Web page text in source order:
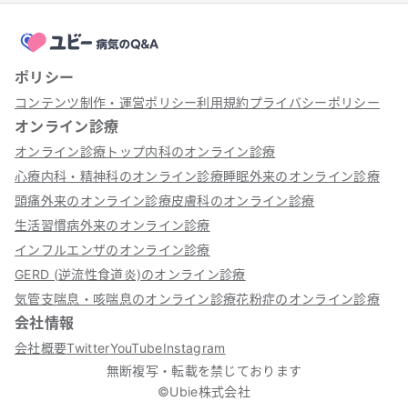
ポリシー
コンテンツ制作・運営ポリシー利用規約プライバシーポリシー
オンライン診療
オンライン診療トップ内科のオンライン診療
心療内科・精神科のオンライン診療睡眠外来のオンライン診療
頭痛外来のオンライン診療皮膚科のオンライン診療
生活習慣病外来のオンライン診療
インフルエンザのオンライン診療
GERD (逆流性食道炎)のオンライン診療
気管支喘息・咳喘息のオンライン診療花粉症のオンライン診療
会社情報
会社概要TwitterYouTubeInstagram
無断複写・転載を禁じております
©Ubie株式会社